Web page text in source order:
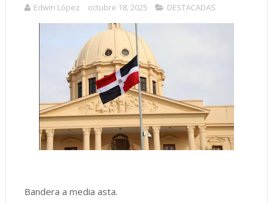
Edwin López octubre 18, 2025 DESTACADAS
Bandera a media asta.